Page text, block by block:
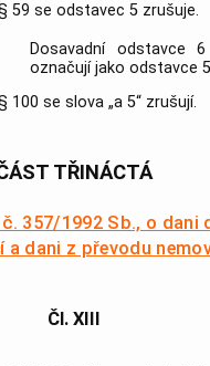
59 se odstavec 5 zrušuje.
Dosavadní odstavce
označují jako odstavce
100 se slova „a 5“ zrušují.
TŘINÁCTÁ
357/1992 Sb., o dani
a dani z převodu
Čl. XIII